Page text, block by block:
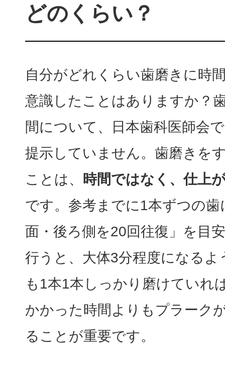
どのくらい？
自分がどれくらい歯磨きに時
意識したことはありますか？
間について、日本歯科医師会
提示していません。歯磨きを
ことは、
時間ではなく、仕上
です。参考までに1本ずつの歯
面・後ろ側を20回往復」を目
行うと、大体3分程度になるよ
も1本1本しっかり磨けていれ
かかった時間よりもプラーク
ることが重要です。